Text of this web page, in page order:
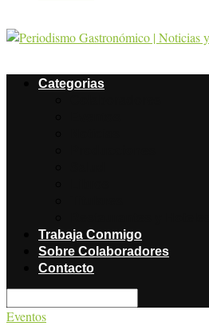
Categorias
Trabaja Conmigo
Sobre Colaboradores
Contacto
Eventos